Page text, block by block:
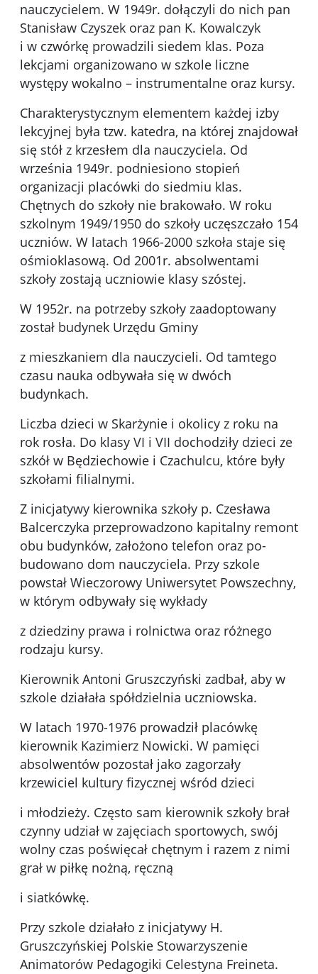
nauczycielem. W 1949r. dołączyli do nich pan
Stanisław Czyszek oraz pan K. Kowalczyk
i w czwórkę prowadzili siedem klas. Poza
lekcjami organizowano w szkole liczne
występy wokalno – instrumentalne oraz kursy.
Charakterystycznym elementem każdej izby
lekcyjnej była tzw. katedra, na której znajdował
się stół z krzesłem dla nauczyciela. Od
września 1949r. podniesiono stopień
organizacji placówki do siedmiu klas.
Chętnych do szkoły nie brakowało. W roku
szkolnym 1949/1950 do szkoły uczęszczało 154
uczniów. W latach 1966-2000 szkoła staje się
ośmioklasową. Od 2001r. absolwentami
szkoły zostają uczniowie klasy szóstej.
W 1952r. na potrzeby szkoły zaadoptowany
został budynek Urzędu Gminy
z mieszkaniem dla nauczycieli. Od tamtego
czasu nauka od­bywała się w dwóch
budynkach.
Liczba dzieci w Skarżynie i okolicy z roku na
rok rosła. Do klasy VI i VII dochodziły dzieci ze
szkół w Będziechowie i Czachulcu, które były
szkołami filialnymi.
Z inicjatywy kierownika szkoły p. Czesława
Balcerczyka przeprowadzono kapitalny remont
obu budynków, założono telefon oraz po­
budowano dom nauczyciela. Przy szkole
powstał Wieczorowy Uniwersytet Powszechny,
w którym odbywały się wykłady
z dziedziny prawa i rolnictwa oraz różnego
rodzaju kursy.
Kierownik Antoni Gruszczyński zadbał, aby w
szkole działała spółdzielnia uczniowska.
W latach 1970-1976 prowadził placówkę
kierownik Kazimierz Nowicki. W pamięci
absolwentów pozostał jako zagorzały
krzewiciel kultury fizycznej wśród dzieci
i młodzieży. Często sam kierownik szkoły brał
czynny udział w zajęciach sportowych, swój
wolny czas poświęcał chętnym i razem z nimi
grał w piłkę nożną, ręczną
i siatkówkę.
Przy szkole działało z inicjatywy H.
Gruszczyńskiej Polskie Stowarzyszenie
Animatorów Pedagogiki Celestyna Freineta.